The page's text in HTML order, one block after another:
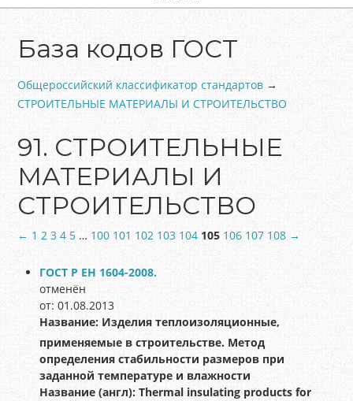
База кодов ГОСТ
Общероссийский классификатор стандартов →
СТРОИТЕЛЬНЫЕ МАТЕРИАЛЫ И СТРОИТЕЛЬСТВО
91. СТРОИТЕЛЬНЫЕ
МАТЕРИАЛЫ И
СТРОИТЕЛЬСТВО
← 1 2 3 4 5 … 100 101 102 103 104 105 106 107 108 →
ГОСТ Р ЕН 1604-2008.
отменён
от: 01.08.2013
Название: Изделия теплоизоляционные,
применяемые в строительстве. Метод
определения стабильности размеров при
заданной температуре и влажности
Название (англ): Thermal insulating products for